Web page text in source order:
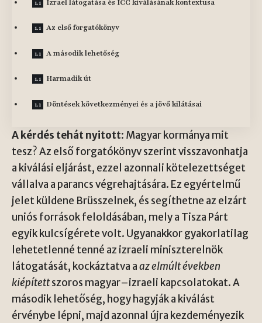
Izrael látogatása és ICC kiválásának kontextusa
Az első forgatókönyv
A második lehetőség
Harmadik út
Döntések következményei és a jövő kilátásai
A kérdés tehát nyitott: Magyar kormánya mit
tesz? Az első forgatókönyv szerint visszavonhatja
a kiválási eljárást, ezzel azonnali kötelezettséget
vállalva a parancs végrehajtására. Ez egyértelmű
jelet küldene Brüsszelnek, és segíthetne az elzárt
uniós források feloldásában, mely a Tisza Párt
egyik kulcsígérete volt. Ugyanakkor gyakorlatilag
lehetetlenné tenné az izraeli miniszterelnök
látogatását, kockáztatva aaz elmúlt években
kiépítettszoros magyar–izraeli kapcsolatokat. A
második lehetőség, hogy hagyják a kiválást
érvénybe lépni, majd azonnal újra kezdeményezik